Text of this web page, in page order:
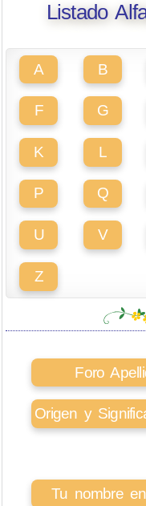
Listado
A B
F G
K L
P Q
U V
Z
Foro
Origen y
Tu nombre